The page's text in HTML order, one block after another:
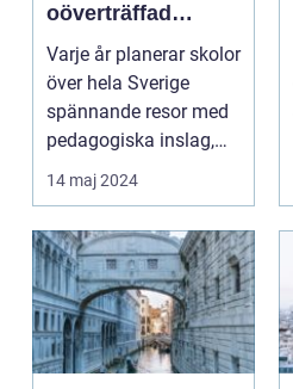
oöverträffad
läroplan i levande
historia
Varje år planerar skolor
över hela Sverige
spännande resor med
pedagogiska inslag,
d...
14 maj 2024